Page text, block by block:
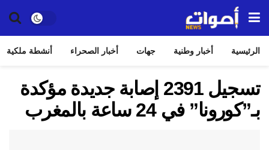
الرئيسية أخبار وطنية جهات أخبار الصحراء أنشطة ملكية
تسجيل 2391 إصابة جديدة مؤكدة
بـ”كورونا” في 24 ساعة بالمغرب